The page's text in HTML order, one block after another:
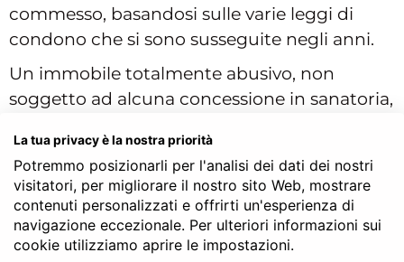
commesso, basandosi sulle varie leggi di
condono che si sono susseguite negli anni.
Un immobile totalmente abusivo, non
soggetto ad alcuna concessione in sanatoria,
trasferito, quindi, incommerciabile, mentre
un immobile condonato o ancora con
condono cosiddetto “aperto”, come vedremo
a breve, può essere oggetto di trasferimento
immobiliare dal notaio.
La tua privacy è la nostra priorità
Potremmo posizionarli per l'analisi dei dati dei nostri
visitatori, per migliorare il nostro sito Web, mostrare
contenuti personalizzati e offrirti un'esperienza di
navigazione eccezionale. Per ulteriori informazioni sui
cookie utilizziamo aprire le impostazioni.